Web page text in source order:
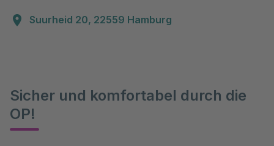
Suurheid 20, 22559 Hamburg
Sicher und komfortabel durch die
OP!